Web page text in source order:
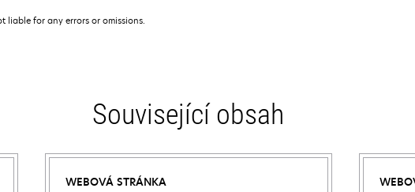
liable for any errors or omissions.
Související obsah
WEBOVÁ STRÁNKA